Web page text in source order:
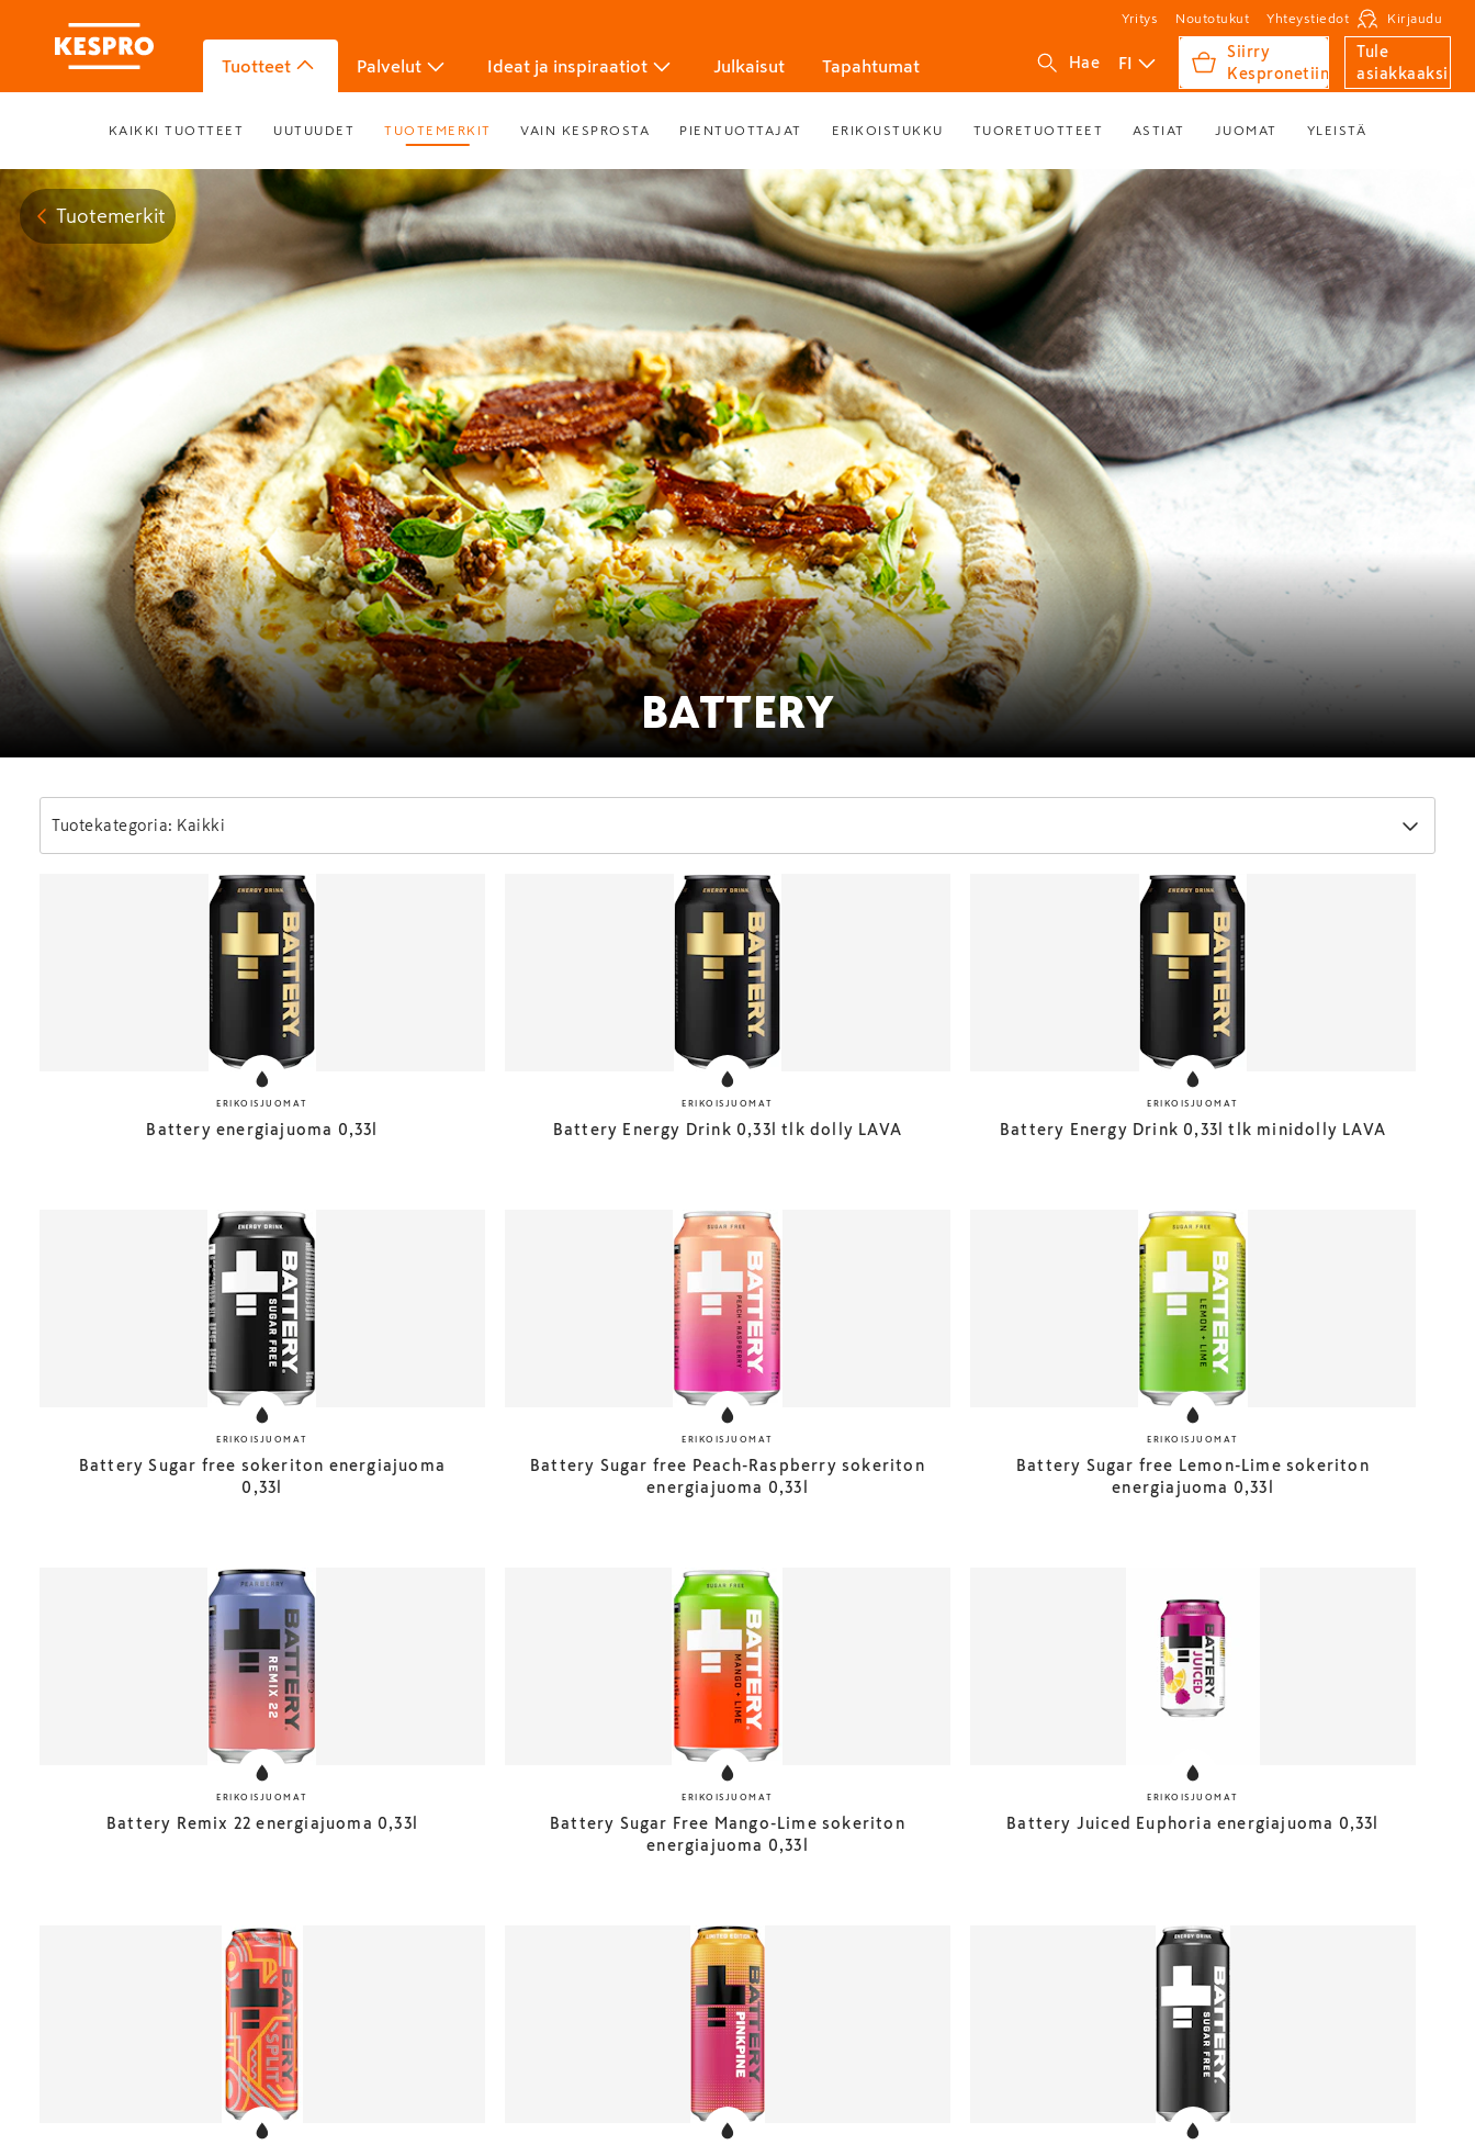
Yritys Noutotukut Yhteystiedot Kirjaudu
Tuotteet Palvelut Ideat ja inspiraatiot Julkaisut Tapahtumat Hae FI
Siirry
Kespronetiin
Tule
asiakkaaksi
KAIKKI TUOTTEET UUTUUDET TUOTEMERKIT VAIN KESPROSTA PIENTUOTTAJAT ERIKOISTUKKU TUORETUOTTEET ASTIAT JUOMAT YLEISTÄ
Tuotemerkit
BATTERY
Tuotekategoria: Kaikki
ERIKOISJUOMAT
Battery energiajuoma 0,33l
ERIKOISJUOMAT
Battery Energy Drink 0,33l tlk dolly LAVA
ERIKOISJUOMAT
Battery Energy Drink 0,33l tlk minidolly LAVA
ERIKOISJUOMAT
Battery Sugar free sokeriton energiajuoma
0,33l
ERIKOISJUOMAT
Battery Sugar free Peach-Raspberry sokeriton
energiajuoma 0,33l
ERIKOISJUOMAT
Battery Sugar free Lemon-Lime sokeriton
energiajuoma 0,33l
ERIKOISJUOMAT
Battery Remix 22 energiajuoma 0,33l
ERIKOISJUOMAT
Battery Sugar Free Mango-Lime sokeriton
energiajuoma 0,33l
ERIKOISJUOMAT
Battery Juiced Euphoria energiajuoma 0,33l